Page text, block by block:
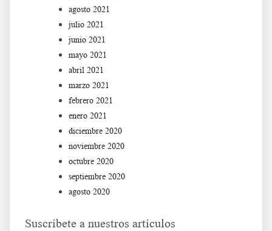
agosto 2021
julio 2021
junio 2021
mayo 2021
abril 2021
marzo 2021
febrero 2021
enero 2021
diciembre 2020
noviembre 2020
octubre 2020
septiembre 2020
agosto 2020
Suscríbete a nuestros artículos